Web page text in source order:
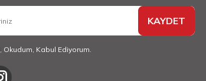
KAYDET
, Okudum, Kabul Ediyorum.